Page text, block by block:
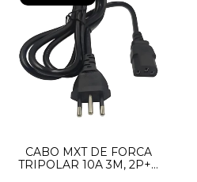
CABO MXT DE FORCA
TRIPOLAR 10A 3M, 2P+T,